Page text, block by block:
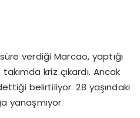
verdiği Marcao, yaptığı
kriz çıkardı. Ancak
belirtiliyor. 28 yaşındaki
yanaşmıyor.